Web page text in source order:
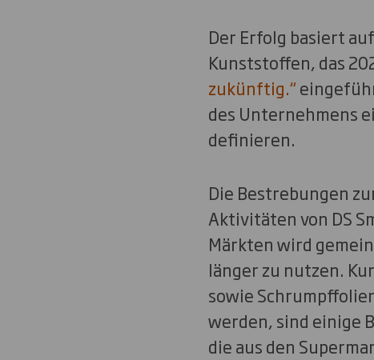
Der Erfolg basiert
Kunststoffen, das
zukünftig.“
des Unternehmens
definieren.
Die Bestrebungen
Aktivitäten von DS
Märkten wird
länger zu nutzen.
sowie
werden, sind einige
die aus den